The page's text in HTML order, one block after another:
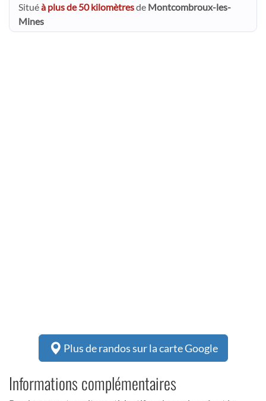
Situéà plus de 50 kilomètresde Montcombroux-les-
Mines
Plus de randos sur la carte Google
Informations complémentaires